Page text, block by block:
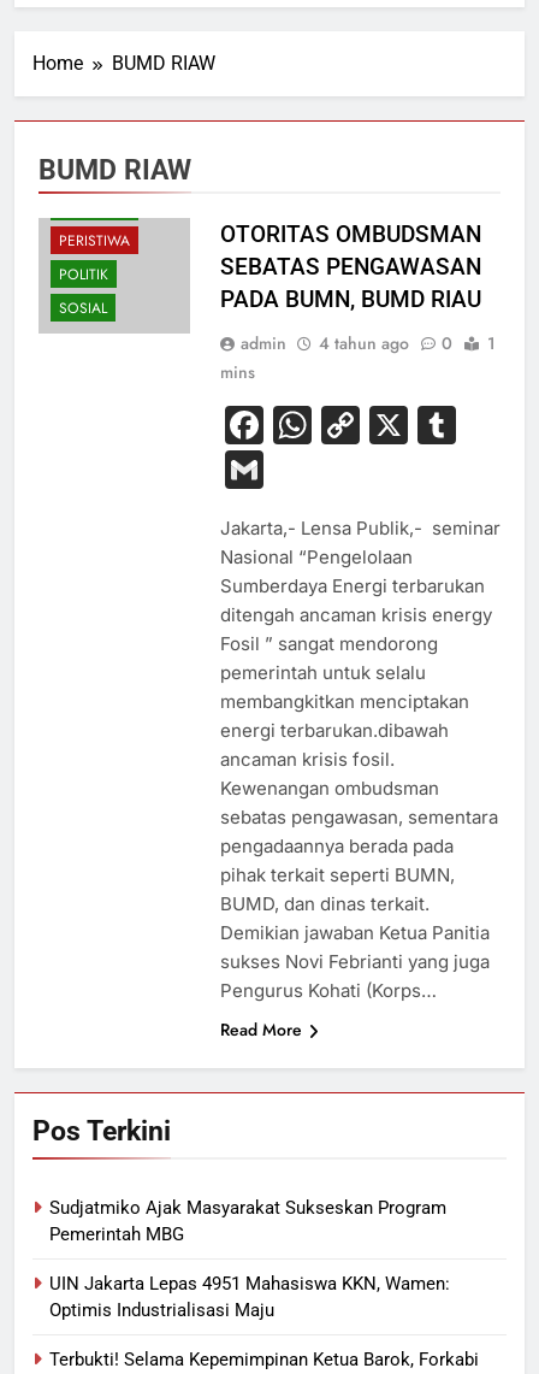
Home BUMD RIAW
BUMD RIAW
HUKUM
PERISTIWA
POLITIK
SOSIAL
OTORITAS OMBUDSMAN
SEBATAS PENGAWASAN
PADA BUMN, BUMD RIAU
admin 4 tahun ago 0
1
mins
Facebook
WhatsApp
Copy
X
Gmail
Jakarta,- Lensa Publik,- seminar
Nasional “Pengelolaan
Sumberdaya Energi terbarukan
ditengah ancaman krisis energy
Fosil ” sangat mendorong
pemerintah untuk selalu
membangkitkan menciptakan
energi terbarukan.dibawah
ancaman krisis fosil.
Kewenangan ombudsman
sebatas pengawasan, sementara
pengadaannya berada pada
pihak terkait seperti BUMN,
BUMD, dan dinas terkait.
Demikian jawaban Ketua Panitia
sukses Novi Febrianti yang juga
Pengurus Kohati (Korps…
Read More
Pos Terkini
Sudjatmiko Ajak Masyarakat Sukseskan Program
Pemerintah MBG
UIN Jakarta Lepas 4951 Mahasiswa KKN, Wamen:
Optimis Industrialisasi Maju
Terbukti! Selama Kepemimpinan Ketua Barok, Forkabi